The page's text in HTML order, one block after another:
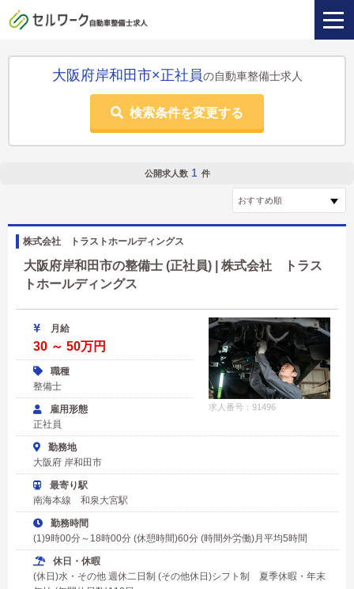
大阪府岸和田市×正社員の自動車整備士求人
検索条件を変更する
公開求人数 1 件
株式会社 トラストホールディングス
大阪府岸和田市の整備士 (正社員) | 株式会社 トラス
トホールディングス
求人番号：91496
月給
30 ～ 50万円
職種
整備士
雇用形態
正社員
勤務地
大阪府 岸和田市
最寄り駅
南海本線 和泉大宮駅
勤務時間
(1)9時00分～18時00分 (休憩時間)60分 (時間外労働)月平均5時間
休日・休暇
(休日)水・その他 週休二日制 (その他休日)シフト制 夏季休暇・年末